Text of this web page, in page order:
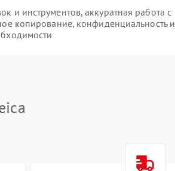
и инструментов, аккуратная работа с
копирование, конфиденциальность и